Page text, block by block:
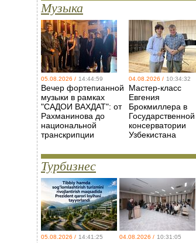
Музыка
05.08.2026 / 14:44:59
Вечер фортепианной
музыки в рамках
"САДОИ ВАХДАТ": от
Рахманинова до
национальной
транскрипции
04.08.2026 / 10:34:32
Мастер-класс
Евгения
Брокмиллера в
Государственной
консерватории
Узбекистана
Турбизнес
05.08.2026 / 14:41:25 04.08.2026 / 10:31:05